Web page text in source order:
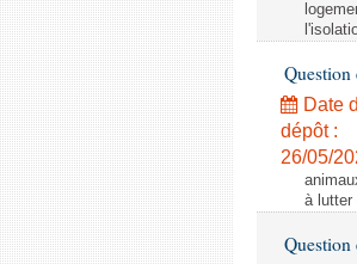
Date
dépôt :
26/05/
à lutter